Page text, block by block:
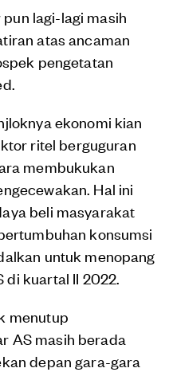
lagi-lagi masih
atas ancaman
pengetatan
ekonomi kian
ritel berguguran
membukukan
Hal ini
beli masyarakat
konsumsi
untuk menopang
di kuartal II 2022.
menutup
AS masih berada
depan gara-gara